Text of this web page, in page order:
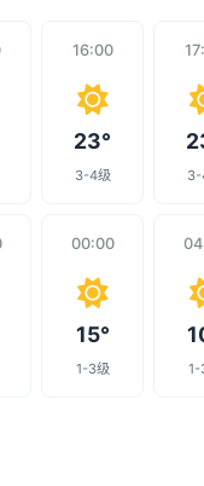
16:00
23°
3-4级 3-
00:00
15°
1-3级 1-